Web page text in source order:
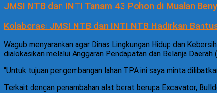
JMSI NTB dan INTI Tanam 43 Pohon di Mualan
Kolaborasi JMSI NTB dan INTI NTB Hadirkan
Wagub menyarankan agar Dinas Lingkungan Hidup dan
dialokasikan melalui Anggaran Pendapatan dan Belanja Daerah
“Untuk tujuan pengembangan lahan TPA ini saya minta
Terkait dengan penambahan alat berat berupa Excavator,